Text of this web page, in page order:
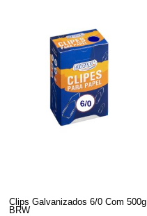
Clips Galvanizados 6/0 Com 500g
BRW